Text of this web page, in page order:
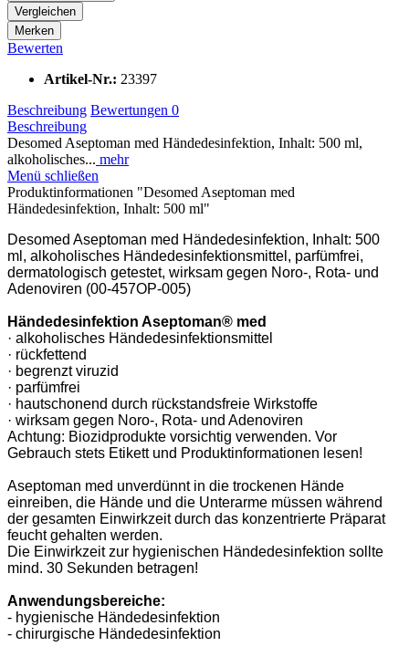
Vergleichen
Merken
Bewerten
Artikel-Nr.: 23397
Beschreibung Bewertungen 0
Beschreibung
Desomed Aseptoman med Händedesinfektion, Inhalt: 500 ml,
alkoholisches... mehr
Menü schließen
Produktinformationen "Desomed Aseptoman med
Händedesinfektion, Inhalt: 500 ml"
Desomed Aseptoman med Händedesinfektion, Inhalt: 500
ml, alkoholisches Händedesinfektionsmittel, parfümfrei,
dermatologisch getestet, wirksam gegen Noro-, Rota- und
Adenoviren (00-457OP-005)
Händedesinfektion Aseptoman® med
· alkoholisches Händedesinfektionsmittel
· rückfettend
· begrenzt viruzid
· parfümfrei
· hautschonend durch rückstandsfreie Wirkstoffe
· wirksam gegen Noro-, Rota- und Adenoviren
Achtung: Biozidprodukte vorsichtig verwenden. Vor
Gebrauch stets Etikett und Produktinformationen lesen!
Aseptoman med unverdünnt in die trockenen Hände
einreiben, die Hände und die Unterarme müssen während
der gesamten Einwirkzeit durch das konzentrierte Präparat
feucht gehalten werden.
Die Einwirkzeit zur hygienischen Händedesinfektion sollte
mind. 30 Sekunden betragen!
Anwendungsbereiche:
- hygienische Händedesinfektion
- chirurgische Händedesinfektion